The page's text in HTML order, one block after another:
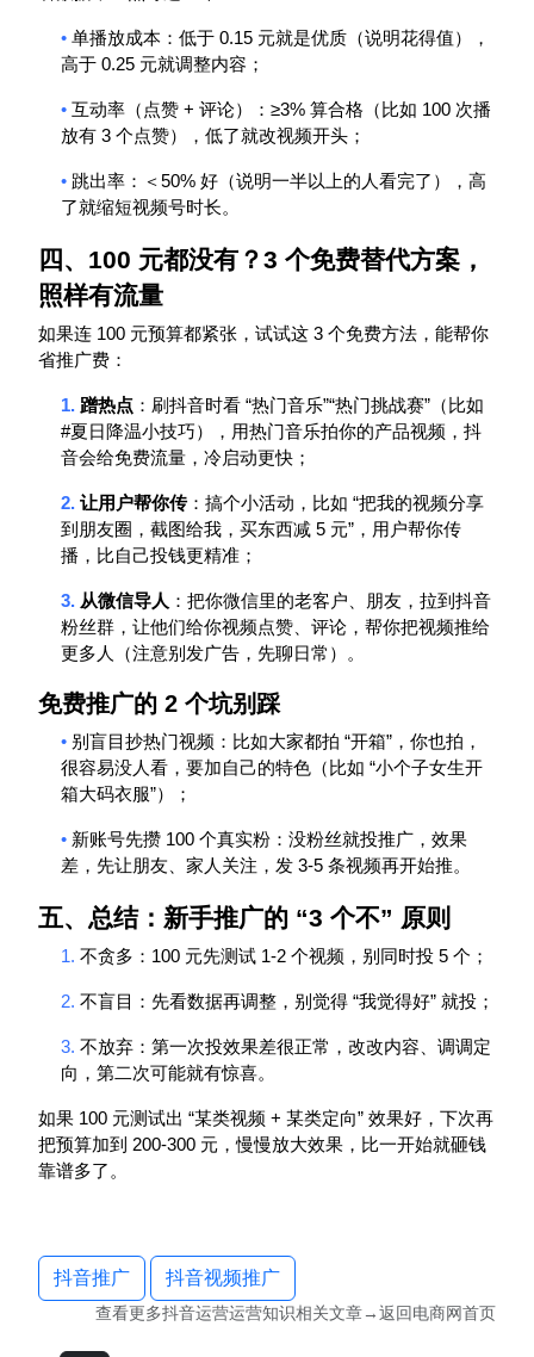
• 单播放成本：低于 0.15 元就是优质（说明花得值），
高于 0.25 元就调整内容；
• 互动率（点赞 + 评论）： ≥3% 算合格（比如 100 次播
放有 3 个点赞），低了就改视频开头；
• 跳出率：＜50% 好（说明一半以上的人看完了），高
了就缩短视频号时长。
四、 100 元都没有？3 个免费替代方案，
照样有流量
如果连 100 元预算都紧张，试试这 3 个免费方法，能帮你
省推广费：
1. 蹭热点 ：刷抖音时看 “热门音乐”“热门挑战赛” （比如
#夏日降温小技巧），用热门音乐拍你的产品视频，抖
音会给免费流量，冷启动更快；
2. 让用户帮你传：搞个小活动，比如 “把我的视频分享
到朋友圈，截图给我，买东西减 5 元” ，用户帮你传
播，比自己投钱更精准；
3. 从微信导人 ：把你微信里的老客户、朋友，拉到抖音
粉丝群，让他们给你视频点赞、评论，帮你把视频推给
更多人（注意别发广告，先聊日常）。
免费推广的 2 个坑别踩
• 别盲目抄热门视频：比如大家都拍 “开箱” ，你也拍，
很容易没人看，要加自己的特色（比如 “小个子女生开
箱大码衣服”）；
• 新账号先攒 100 个真实粉：没粉丝就投推广 ，效果
差，先让朋友、家人关注，发 3-5 条视频再开始推。
五、总结：新手推广的 “3 个不” 原则
1. 不贪多： 100 元先测试 1-2 个视频，别同时投 5 个；
2. 不盲目：先看数据再调整，别觉得 “我觉得好” 就投；
3. 不放弃：第一次投效果差很正常，改改内容、调调定
向，第二次可能就有惊喜。
如果 100 元测试出 “某类视频 + 某类定向” 效果好，下次再
把预算加到 200-300 元，慢慢放大效果，比一开始就砸钱
靠谱多了。
抖音推广 抖音视频推广
查看更多抖音运营运营知识相关文章→返回电商网首页